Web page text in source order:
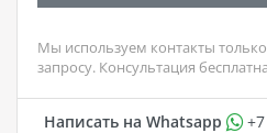
Мы используем контакты
запросу. Консультация
Написать на Whatsapp